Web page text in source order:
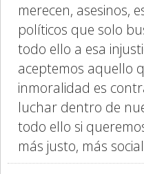
merecen, asesinos,
políticos que solo
todo ello a esa
aceptemos aquello
inmoralidad es
luchar dentro de
todo ello si
más justo, más